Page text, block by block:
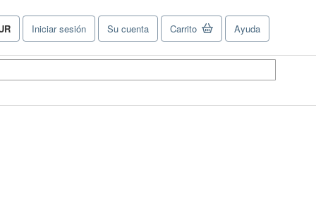
Iniciar sesión Su cuenta Carrito Ayuda